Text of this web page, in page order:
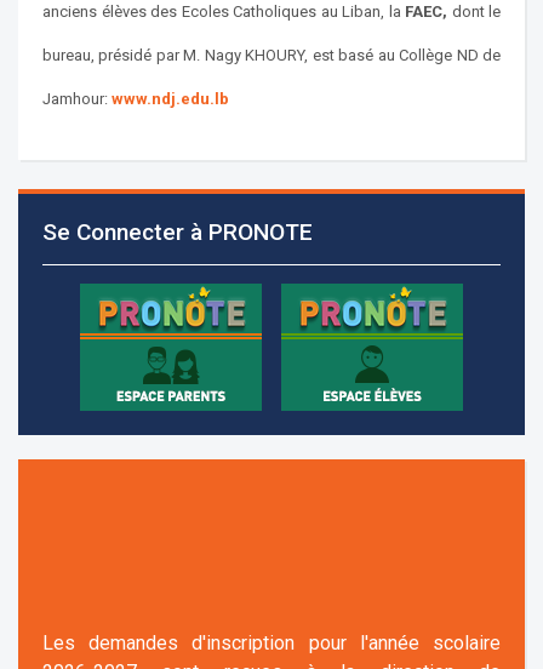
anciens élèves des Ecoles Catholiques au Liban, la FAEC, dont le
bureau, présidé par M. Nagy KHOURY, est basé au Collège ND de
Jamhour: www.ndj.edu.lb
Se Connecter à PRONOTE
l’avance.
+961 25 601 171
+961 25 601 172
+961 3 669 641
2026-2027 sont reçues à la direction de